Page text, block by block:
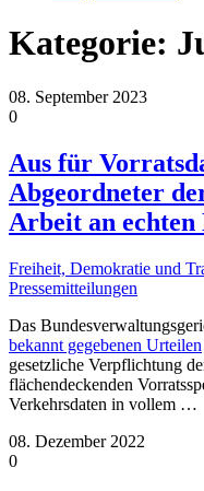
Kategorie:
08. September 2023
0
Aus für
Abgeordneter
Arbeit an echten
Freiheit, Demokratie und
Pressemitteilungen
Das
bekannt gegebenen Urteilen
gesetzliche Verpflichtung
flächendeckenden
Verkehrsdaten in vollem …
08. Dezember 2022
0